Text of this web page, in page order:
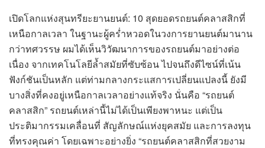
เปิดโลกแห่งสุนทรียะยานยนต์: 10 สุดยอดรถยนต์คลาสสิกที่
เหนือกาลเวลา ในฐานะผู้คร่ำหวอดในวงการยานยนต์มานาน
กว่าทศวรรษ ผมได้เห็นวิวัฒนาการของรถยนต์มาอย่างต่อ
เนื่อง จากเทคโนโลยีล้ำสมัยที่ซับซ้อน ไปจนถึงดีไซน์ที่เน้น
ฟังก์ชันเป็นหลัก แต่ท่ามกลางกระแสการเปลี่ยนแปลงนี้ ยังมี
บางสิ่งที่คงอยู่เหนือกาลเวลาอย่างแท้จริง นั่นคือ “รถยนต์
คลาสสิก” รถยนต์เหล่านี้ไม่ได้เป็นเพียงพาหนะ แต่เป็น
ประติมากรรมเคลื่อนที่ สัญลักษณ์แห่งยุคสมัย และการลงทุน
ที่ทรงคุณค่า โดยเฉพาะอย่างยิ่ง “รถยนต์คลาสสิกที่สวยงาม